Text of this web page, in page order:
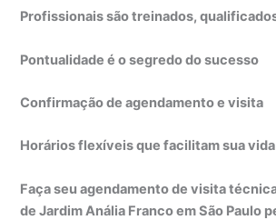
Profissionais são treinados,
Pontualidade é o segredo do sucesso
Confirmação de agendamento e visita
Horários flexíveis que facilitam sua vida
Faça seu agendamento de visita
de Jardim Anália Franco em São Paulo